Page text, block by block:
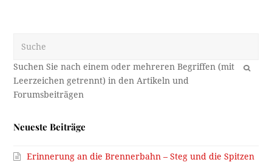
OK
Neueste Beiträge
Erinnerung an die Brennerbahn – Steg und die Spitzen